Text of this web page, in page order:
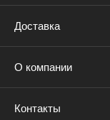
Доставка
О компании
Контакты